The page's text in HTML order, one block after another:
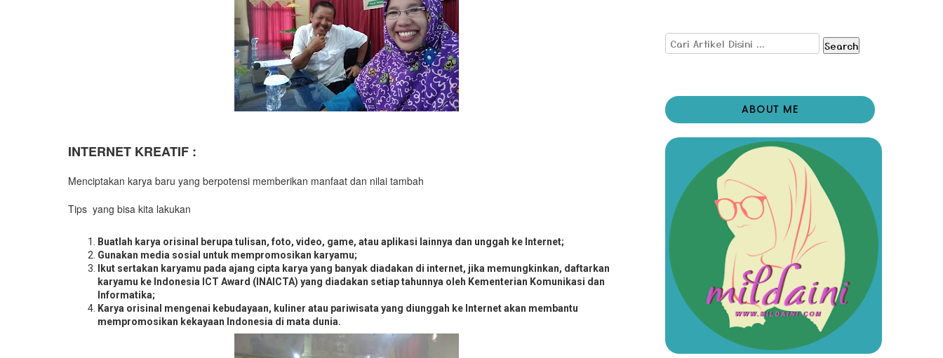
INTERNET KREATIF :
Menciptakan karya baru yang berpotensi memberikan manfaat dan nilai tambah
Tips yang bisa kita lakukan
Buatlah karya orisinal berupa tulisan, foto, video, game, atau aplikasi lainnya dan unggah ke Internet;
Gunakan media sosial untuk mempromosikan karyamu;
Ikut sertakan karyamu pada ajang cipta karya yang banyak diadakan di internet, jika memungkinkan, daftarkan
karyamu ke Indonesia ICT Award (INAICTA) yang diadakan setiap tahunnya oleh Kementerian Komunikasi dan
Informatika;
Karya orisinal mengenai kebudayaan, kuliner atau pariwisata yang diunggah ke Internet akan membantu
mempromosikan kekayaan Indonesia di mata dunia.
Search
ABOUT ME